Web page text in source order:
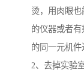
烫，用肉眼
的仪器或者
的同一元机件
2、去掉实验